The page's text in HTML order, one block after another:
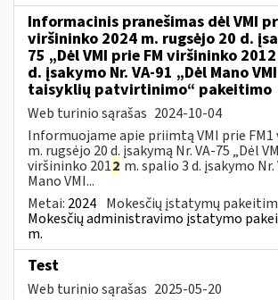
Informacinis pranešimas dėl VMI
viršininko 2024 m. rugsėjo 20 d.
75 „Dėl VMI prie FM viršininko
d. įsakymo Nr. VA-91 „Dėl Mano
taisyklių patvirtinimo“ pakeitimo
Web turinio sąrašas 2024-10-04
Informuojame apie priimtą VMI prie FM1
m. rugsėjo 20 d. įsakymą Nr. VA-75 „Dėl
viršininko 2012 m. spalio 3 d. įsakymo Nr.
Mano VMI...
Metai: 2024 Mokesčių įstatymų
Mokesčių administravimo įstatymo
m.
Test
Web turinio sąrašas 2025-05-20